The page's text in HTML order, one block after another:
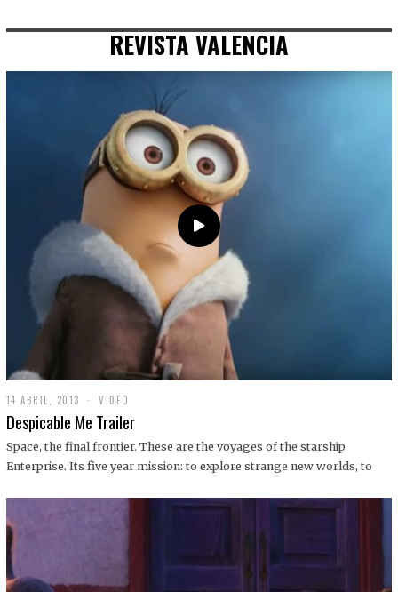
REVISTA VALENCIA
14 ABRIL, 2013
9
D
C
I
1
VIDEO
Despicable Me Trailer
Space, the final frontier. These are the voyages of the starship
Enterprise. Its five year mission: to explore strange new worlds, to